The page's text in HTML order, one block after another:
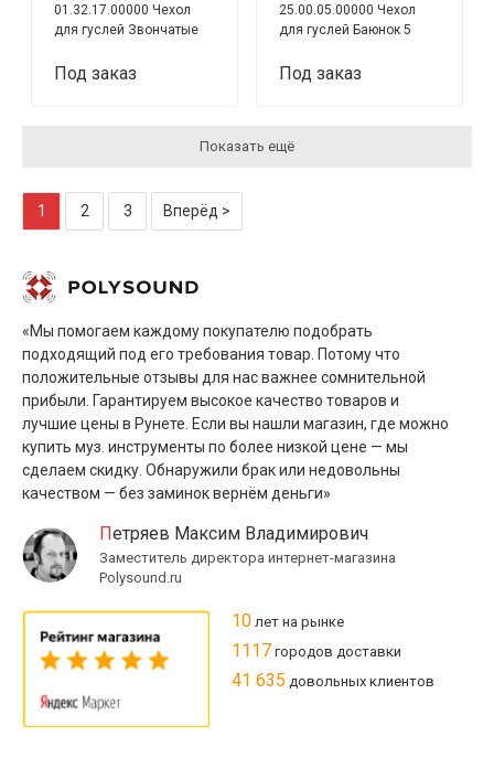
01.32.17.00000 Чехол
для гуслей Звончатые
чёрный
Под заказ
25.00.05.00000 Чехол
для гуслей Баюнок 5
Под заказ
Показать ещё
1 2 3 Вперёд >
«Мы помогаем каждому покупателю подобрать
подходящий под его требования товар. Потому что
положительные отзывы для нас важнее сомнительной
прибыли. Гарантируем высокое качество товаров и
лучшие цены в Рунете. Если вы нашли магазин, где можно
купить муз. инструменты по более низкой цене — мы
сделаем скидку. Обнаружили брак или недовольны
качеством — без заминок вернём деньги»
Петряев Максим Владимирович
Заместитель директора интернет-магазина
Polysound.ru
10 лет на рынке
1117 городов доставки
41 635 довольных клиентов